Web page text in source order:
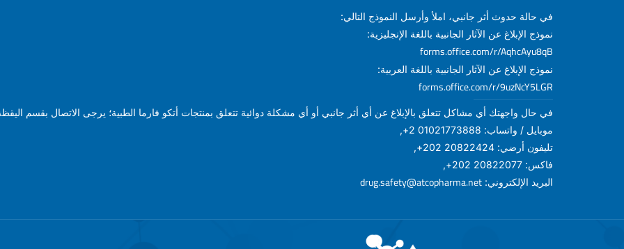
في حالة حدوث أثر جانبي، املأ وأرسل النموذج التالي:
نموذج الإبلاغ عن الآثار الجانبية باللغة الإنجليزية:
forms.office.com/r/AqhcAyu8qB
نموذج الإبلاغ عن الآثار الجانبية باللغة العربية:
forms.office.com/r/9uzNcY5LGR
في حال واجهتك أي مشاكل تتعلق بالإبلاغ عن أي أثر جانبي أو أي مشكلة دوائية تتعلق بمنتجات أتكو فارما الطبية؛ يرجى الاتصال بقسم اليقظة
موبايل / واتساب: 01021773888 2+,
تليفون أرضي: 20822424 202+,
فاكس: 20822077 202+,
البريد الإلكتروني: drug.safety@atcopharma.net